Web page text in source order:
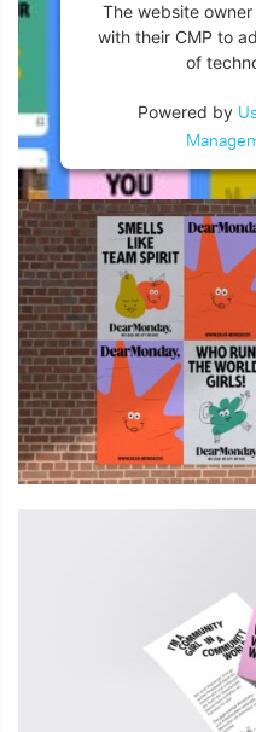
The website
with their CMP to
of
Powered by